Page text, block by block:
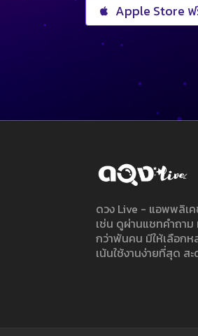
Apple Store
ดวง Live - แอพพลิเ
เช่น ดูผ่านแชทคำถา
กว่าพันคน มีให้เลือก
เน้นใช้งานง่ายที่สุด ส